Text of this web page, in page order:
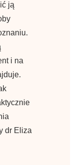
ją
i na
dr Eliza